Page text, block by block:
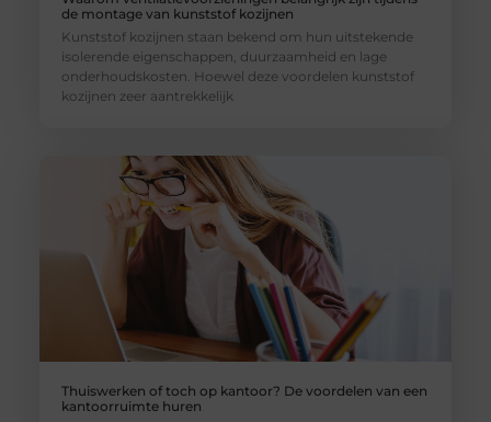
de montage van kunststof kozijnen
Kunststof kozijnen staan bekend om hun uitstekende
isolerende eigenschappen, duurzaamheid en lage
onderhoudskosten. Hoewel deze voordelen kunststof
kozijnen zeer aantrekkelijk
Thuiswerken of toch op kantoor? De voordelen van een
kantoorruimte huren